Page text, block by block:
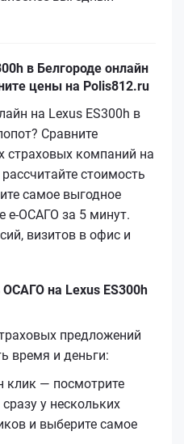
в Белгороде онлайн
цены на Polis812.ru
на Lexus ES300h в
Сравните
страховых компаний на
стоимость
самое выгодное
е‑ОСАГО за 5 минут.
визитов в офис и
на Lexus ES300h
предложений
время и деньги:
клик — посмотрите
у нескольких
и выберите самое